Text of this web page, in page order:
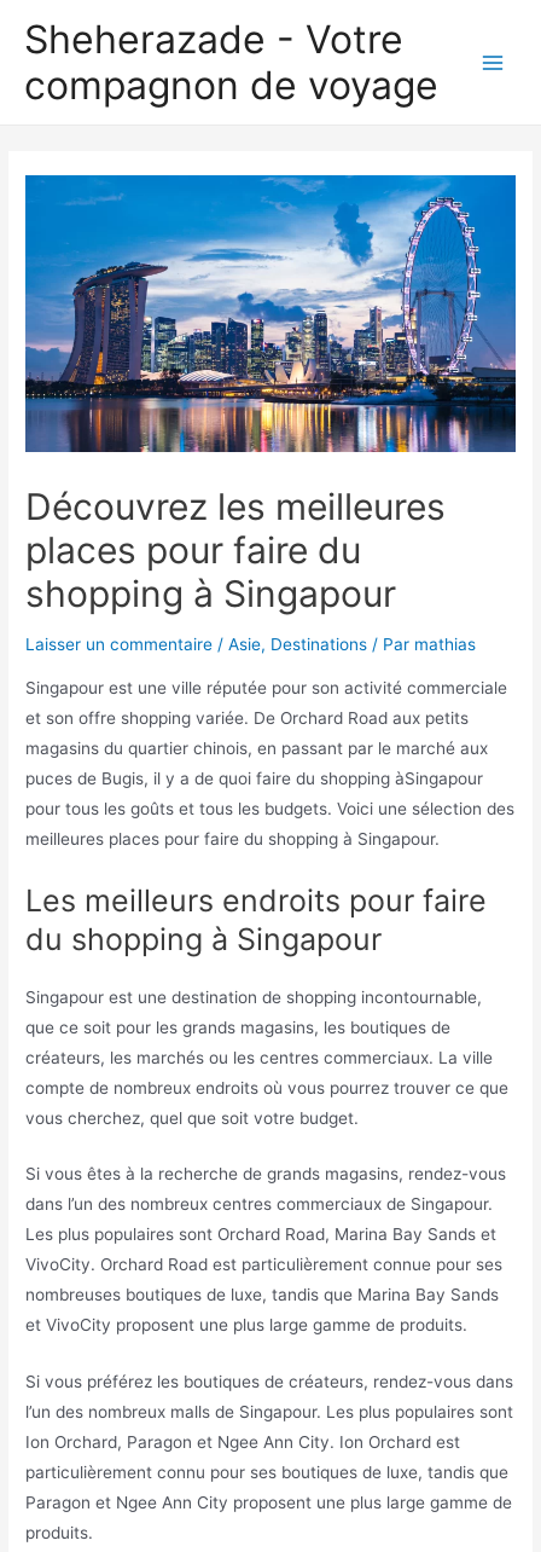
contenu
Sheherazade - Votre
compagnon de voyage
Découvrez les meilleures
places pour faire du
shopping à Singapour
Laisser un commentaire /Asie, Destinations / Par mathias
Singapour est une ville réputée pour son activité commerciale
et son offre shopping variée. De Orchard Road aux petits
magasins du quartier chinois, en passant par le marché aux
puces de Bugis, il y a de quoi faire du shopping àSingapour
pour tous les goûts et tous les budgets. Voici une sélection des
meilleures places pour faire du shopping à Singapour.
Les meilleurs endroits pour faire
du shopping à Singapour
Singapour est une destination de shopping incontournable,
que ce soit pour les grands magasins, les boutiques de
créateurs, les marchés ou les centres commerciaux. La ville
compte de nombreux endroits où vous pourrez trouver ce que
vous cherchez, quel que soit votre budget.
Si vous êtes à la recherche de grands magasins, rendez-vous
dans l’un des nombreux centres commerciaux de Singapour.
Les plus populaires sont Orchard Road, Marina Bay Sands et
VivoCity. Orchard Road est particulièrement connue pour ses
nombreuses boutiques de luxe, tandis que Marina Bay Sands
et VivoCity proposent une plus large gamme de produits.
Si vous préférez les boutiques de créateurs, rendez-vous dans
l’un des nombreux malls de Singapour. Les plus populaires sont
Ion Orchard, Paragon et Ngee Ann City. Ion Orchard est
particulièrement connu pour ses boutiques de luxe, tandis que
Paragon et Ngee Ann City proposent une plus large gamme de
produits.